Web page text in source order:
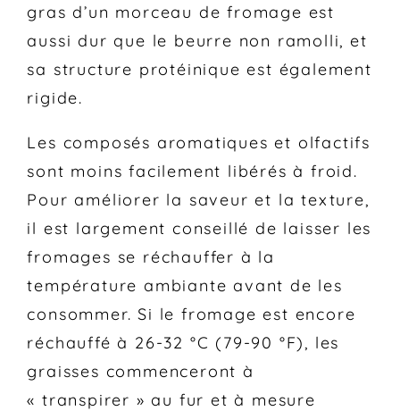
gras d’un morceau de fromage est
aussi dur que le beurre non ramolli, et
sa structure protéinique est également
rigide.
Les composés aromatiques et olfactifs
sont moins facilement libérés à froid.
Pour améliorer la saveur et la texture,
il est largement conseillé de laisser les
fromages se réchauffer à la
température ambiante avant de les
consommer. Si le fromage est encore
réchauffé à 26-32 °C (79-90 °F), les
graisses commenceront à
« transpirer » au fur et à mesure